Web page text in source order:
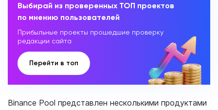
Выбирай из проверенных ТОП проектов
по мнению пользователей
Прибыльные проекты прошедшие проверку
редакции сайта
Перейти в топ
Binance Pool представлен несколькими продуктами